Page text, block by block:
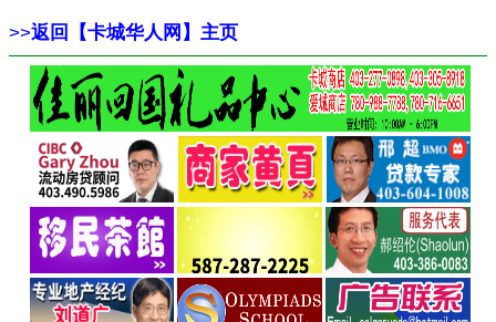
>>返回【卡城华人网】主页